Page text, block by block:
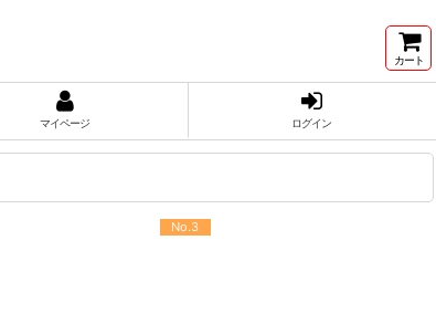
カート
マイページ ログイン
No.3